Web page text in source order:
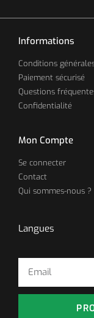
Informations
Conditions
Paiement sécurisé
Questions
Confidentialité
Mon Compte
Se connecter
Contact
Qui sommes-nous ?
Langues